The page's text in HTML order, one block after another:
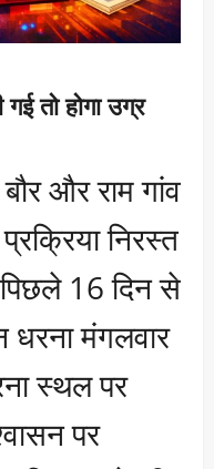
तो होगा उग्र
बौर और राम गांव
निरस्त
16 दिन से
मंगलवार
स्थल पर
पर